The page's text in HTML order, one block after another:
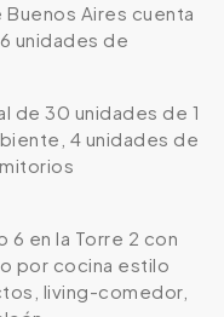
Aires cuenta
unidades de
de 30 unidades de 1
4 unidades de
en la Torre 2 con
por cocina estilo
living-comedor,